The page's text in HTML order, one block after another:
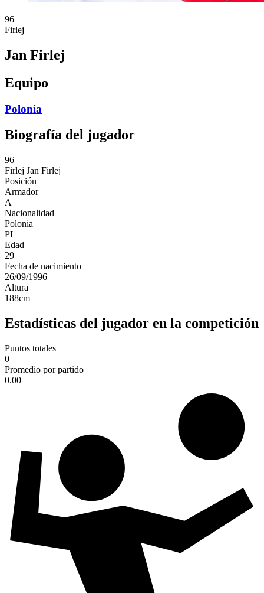
96
Firlej
Jan Firlej
Equipo
Polonia
Biografía del jugador
96
Firlej Jan Firlej
Posición
Armador
A
Nacionalidad
Polonia
PL
Edad
29
Fecha de nacimiento
26/09/1996
Altura
188cm
Estadísticas del jugador en la competición
Puntos totales
0
Promedio por partido
0.00